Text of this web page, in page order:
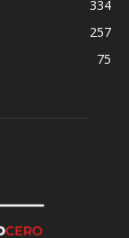
334
257
75